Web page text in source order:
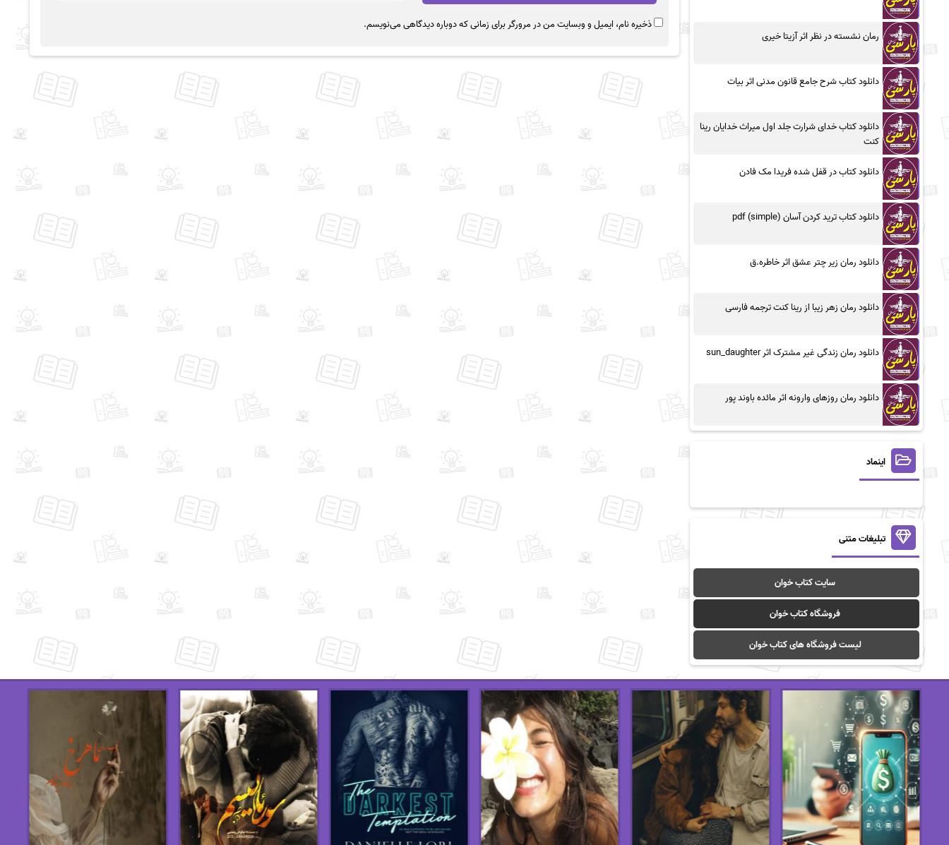
ذخیره نام، ایمیل و وبسایت من در مرورگر برای زمانی که دوباره دیدگاهی می‌نویسم.
رمان نشسته در نظر اثر آزیتا خیری
دانلود کتاب شرح جامع قانون مدنی اثر بیات
دانلود کتاب خدای شرارت جلد اول میراث خدایان رینا
کنت
دانلود کتاب در قفل شده فریدا مک فادن
دانلود کتاب ترید کردن آسان (simple) pdf
دانلود رمان زیر چتر عشق اثر خاطره.ق
دانلود رمان زهر زیبا از رینا کنت ترجمه فارسی
دانلود رمان زندگی غیر مشترک اثر sun_daughter
دانلود رمان روزهای وارونه اثر مائده باوند پور
اینماد
تبلیغات متنی
سایت کتاب خوان
فروشگاه کتاب خوان
لیست فروشگاه های کتاب خوان